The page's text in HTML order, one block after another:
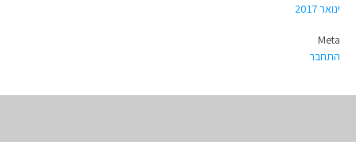
ינואר 2017
Meta
התחבר